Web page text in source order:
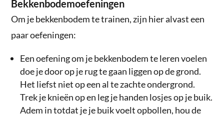
Bekkenbodemoefeningen
Om je bekkenbodem te trainen, zijn hier alvast een
paar oefeningen:
Een oefening om je bekkenbodem te leren voelen
doe je door op je rug te gaan liggen op de grond.
Het liefst niet op een al te zachte ondergrond.
Trek je knieën op en leg je handen losjes op je buik.
Adem in totdat je je buik voelt opbollen, hou de